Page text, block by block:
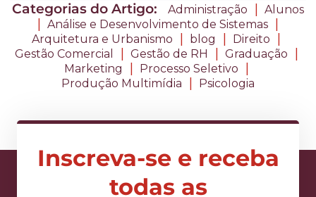
Categorias do Artigo: Administração | Alunos
| Análise e Desenvolvimento de Sistemas |
Arquitetura e Urbanismo | blog | Direito |
Gestão Comercial | Gestão de RH | Graduação |
Marketing | Processo Seletivo |
Produção Multimídia | Psicologia
Inscreva-se e receba
todas as